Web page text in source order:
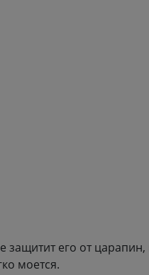
защитит его от
моется.